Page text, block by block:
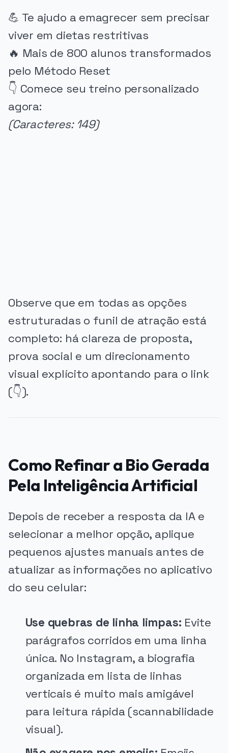
💪 Te ajudo a emagrecer sem precisar
viver em dietas restritivas
🔥 Mais de 800 alunos transformados
pelo Método Reset
👇 Comece seu treino personalizado
agora:
(Caracteres: 149)
Observe que em todas as opções
estruturadas o funil de atração está
completo: há clareza de proposta,
prova social e um direcionamento
visual explícito apontando para o link
(👇).
Como Refinar a Bio Gerada
Pela Inteligência Artificial
Depois de receber a resposta da IA e
selecionar a melhor opção, aplique
pequenos ajustes manuais antes de
atualizar as informações no aplicativo
do seu celular:
Use quebras de linha limpas: Evite
parágrafos corridos em uma linha
única. No Instagram, a biografia
organizada em lista de linhas
verticais é muito mais amigável
para leitura rápida (scannabilidade
visual).